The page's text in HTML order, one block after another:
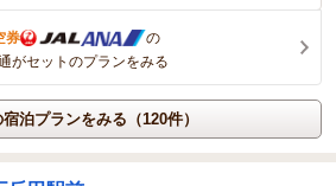
券
の
がセットのプランをみる
泊プランをみる（120件）